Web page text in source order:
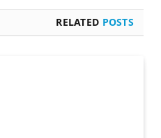
RELATED POSTS